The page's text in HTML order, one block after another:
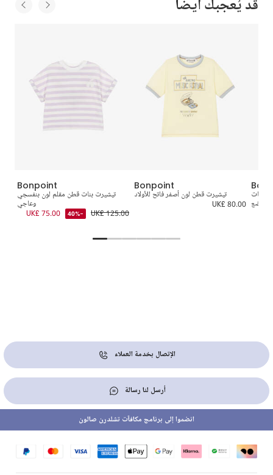
قد يُعجبك أيضاً
Bonpoint
تيشيرت بنات قطن مقلم لون بنفسجي
وعاجي
UK£ 125.00
-40%
UK£ 75.00
Bonpoint
تيشيرت قطن لون أصفر فاتح للأولاد
UK£ 80.00
للبنات
الرضع
الإتصال بخدمة العملاء
أرسل لنا رسالة
انضموا إلى برنامج مكافآت تشلدرن صالون